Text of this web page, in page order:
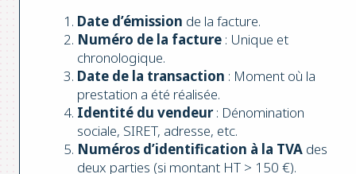
Date d’émission de la facture.
Numéro de la facture : Unique et
chronologique.
Date de la transaction : Moment où la
prestation a été réalisée.
Identité du vendeur: Dénomination
sociale, SIRET, adresse, etc.
Numéros d’identification à la TVA des
deux parties (si montant HT > 150 €).